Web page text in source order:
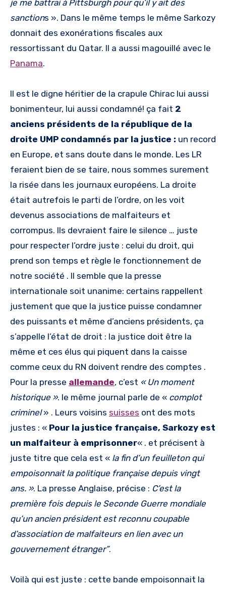
je me battrai à Pittsburgh pour qu’il y ait des
sanctions ». Dans le même temps le même Sarkozy
donnait des exonérations fiscales aux
ressortissant du Qatar. Il a aussi magouillé avec le
Panama.
Il est le digne héritier de la crapule Chirac lui aussi
bonimenteur, lui aussi condamné! ça fait 2
anciens présidents de la république de la
droite UMP condamnés par la justice : un record
en Europe, et sans doute dans le monde. Les LR
feraient bien de se taire, nous sommes surement
la risée dans les journaux européens. La droite
était autrefois le parti de l’ordre, on les voit
devenus associations de malfaiteurs et
corrompus. Ils devraient faire le silence … juste
pour respecter l’ordre juste : celui du droit, qui
prend son temps et règle le fonctionnement de
notre société . Il semble que la presse
internationale soit unanime: certains rappellent
justement que que la justice puisse condamner
des puissants et même d’anciens présidents, ça
s’appelle l’état de droit : la justice doit être la
même et ces élus qui piquent dans la caisse
comme ceux du RN doivent rendre des comptes .
Pour la presse allemande, c’est « Un moment
historique ». le même journal parle de « complot
criminel» . Leurs voisins suisses ont des mots
justes : « Pour la justice française, Sarkozy est
un malfaiteur à emprisonner« . et précisent à
juste titre que cela est « la fin d’un feuilleton qui
empoisonnait la politique française depuis vingt
ans. ». La presse Anglaise, précise : C’est la
première fois depuis le Seconde Guerre mondiale
qu’un ancien président est reconnu coupable
d’association de malfaiteurs en lien avec un
gouvernement étranger”.
Voilà qui est juste : cette bande empoisonnait la